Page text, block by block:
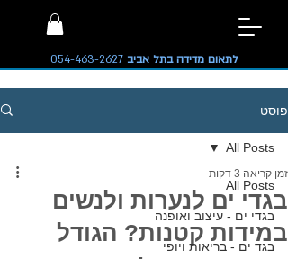
לתאום מדידה בתל אביב054-463-2627
פוסט
All Posts
בגדי ים - עיצוב ואופנה
בגד ים - בריאות ויופי
All Posts
בגדי ים לנערות ולנשים
במידות קטנות? הגודל
זמן קריאה 3 דקות